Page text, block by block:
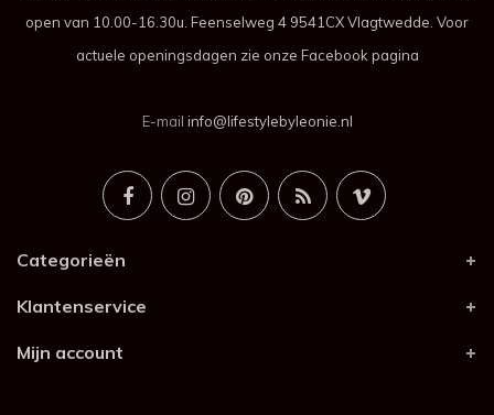
open van 10.00-16.30u. Feenselweg 4 9541CX Vlagtwedde. Voor
actuele openingsdagen zie onze Facebook pagina
E-mail info@lifestylebyleonie.nl
Categorieën
Klantenservice
Mijn account